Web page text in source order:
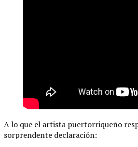
A lo que el artista puertorriqueño
sorprendente declaración: